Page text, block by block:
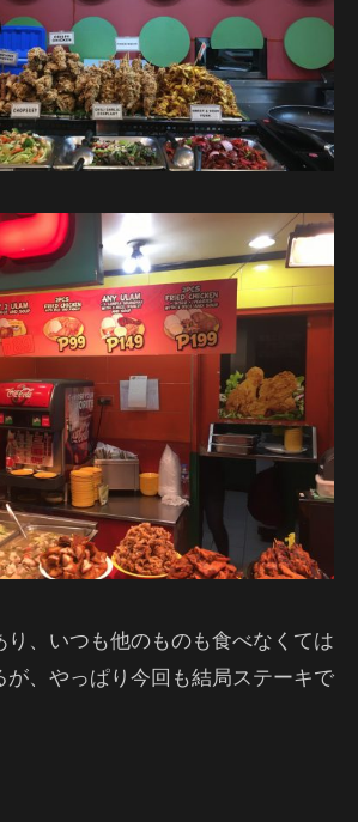
り、いつも他のものも食べなくては
が、やっぱり今回も結局ステーキで